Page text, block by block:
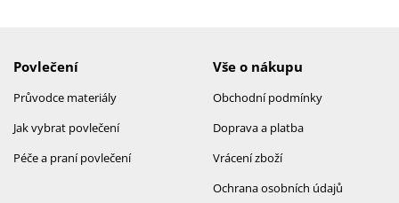
Povlečení
Průvodce materiály
Jak vybrat povlečení
Péče a praní povlečení
Vše o nákupu
Obchodní podmínky
Doprava a platba
Vrácení zboží
Ochrana osobních údajů